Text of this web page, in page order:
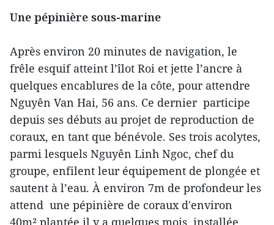
Une pépinière sous-marine
Après environ 20 minutes de navigation, le
frêle esquif atteint l’îlot Roi et jette l’ancre à
quelques encablures de la côte, pour attendre
Nguyên Van Hai, 56 ans. Ce dernier participe
depuis ses débuts au projet de reproduction de
coraux, en tant que bénévole. Ses trois acolytes,
parmi lesquels Nguyên Linh Ngoc, chef du
groupe, enfilent leur équipement de plongée et
sautent à l’eau. À environ 7m de profondeur les
attend une pépinière de coraux d'environ
40m² plantée il y a quelques mois, installée